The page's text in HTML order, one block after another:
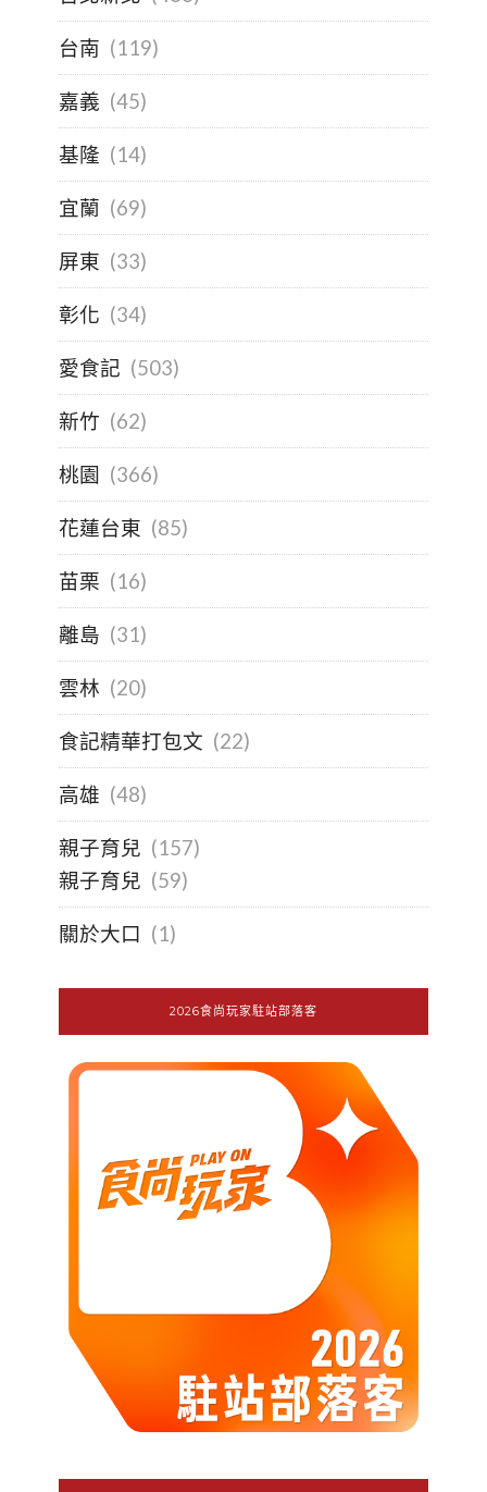
台南 (119)
嘉義 (45)
基隆 (14)
宜蘭 (69)
屏東 (33)
彰化 (34)
愛食記 (503)
新竹 (62)
桃園 (366)
花蓮台東 (85)
苗栗 (16)
離島 (31)
雲林 (20)
食記精華打包文 (22)
高雄 (48)
親子育兒 (157)
親子育兒 (59)
關於大口 (1)
2026食尚玩家駐站部落客